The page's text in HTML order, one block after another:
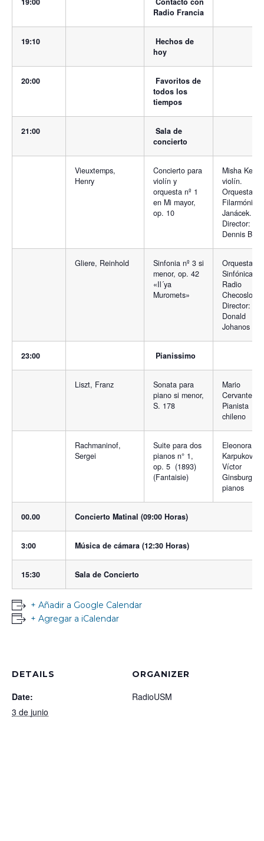
Radio Francia
19:10
Hechos de
hoy
20:00
Favoritos de
todos los
tiempos
21:00
Sala de
concierto
Vieuxtemps,
Henry
Concierto para
violín y
orquesta nº 1
en Mi mayor,
op. 10
Misha
violín.
Orquesta
Filarmónica
Janácek.
Director:
Dennis
Gliere, Reinhold
Sinfonia nº 3 si
menor, op. 42
«Il´ya
Muromets»
Orquesta
Sinfónica
Radio
Director:
Donald
Johanos
23:00 Pianissimo
Liszt, Franz
Sonata para
piano si menor,
S. 178
Mario
Cervantes.
Pianista
chileno
Rachmaninof,
Sergei
Suite para dos
pianos n° 1,
op. 5 (1893)
(Fantaisie)
Eleonora
Karpukova y
Víctor
Ginsburg,
pianos
00.00 Concierto Matinal (09:00 Horas)
3:00 Música de cámara (12:30 Horas)
15:30 Sala de Concierto
+ Añadir a Google Calendar
+ Agregar a iCalendar
DETAILS
Date:
3 de junio
ORGANIZER
RadioUSM